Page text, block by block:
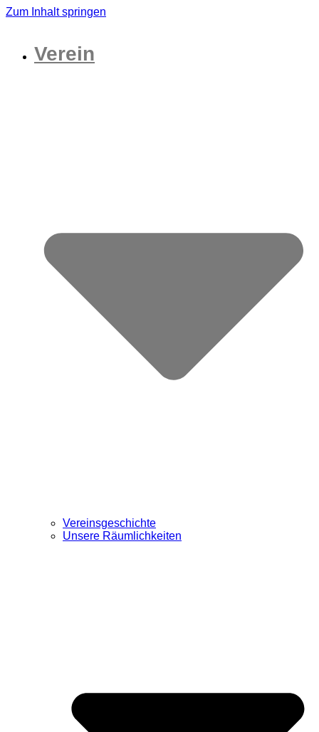
Zum Inhalt springen
Verein
Vereinsgeschichte
Unsere Räumlichkeiten